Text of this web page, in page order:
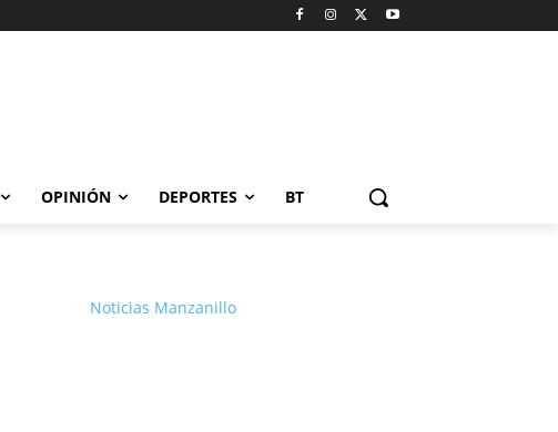
OPINIÓN DEPORTES BT
Noticias Manzanillo